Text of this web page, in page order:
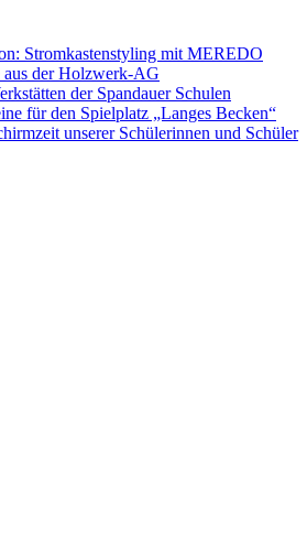
Stromkastenstyling mit MEREDO
der Holzwerk-AG
der Spandauer Schulen
für den Spielplatz „Langes Becken“
unserer Schülerinnen und Schüler